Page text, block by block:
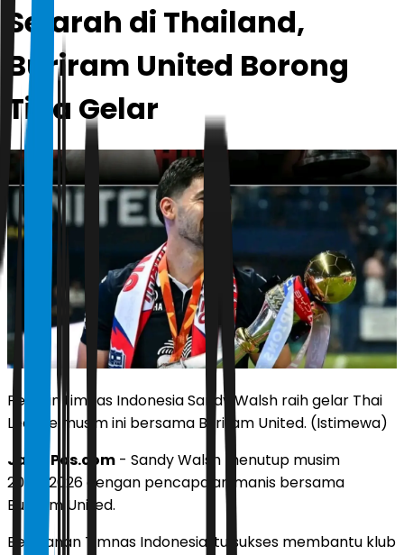
Sejarah di Thailand,
Buriram United Borong
Tiga Gelar
Pemain timnas Indonesia Sandy Walsh raih gelar Thai
League musim ini bersama Buriram United. (Istimewa)
JawaPos.com - Sandy Walsh menutup musim
2025/2026 dengan pencapaian manis bersama
Buriram United.
Bek kanan Timnas Indonesia itu sukses membantu klub